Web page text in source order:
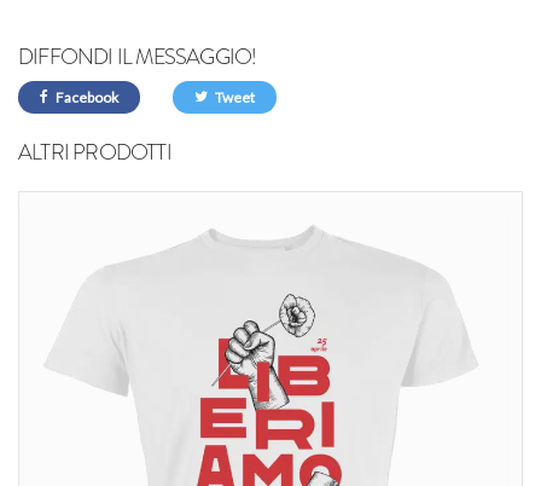
DIFFONDI IL MESSAGGIO!
Facebook Tweet
ALTRI PRODOTTI